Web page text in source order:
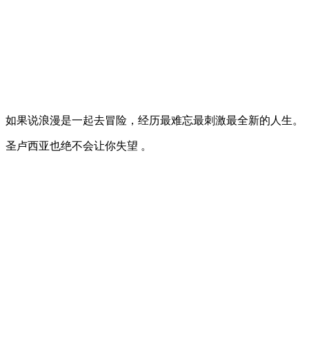
如果说浪漫是一起去冒险，经历最难忘最刺激最全新的人生。
圣卢西亚也绝不会让你失望 。